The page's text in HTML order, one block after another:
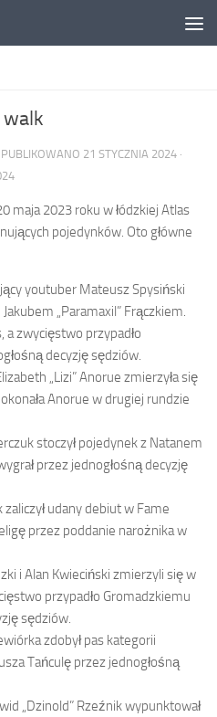
walk
21 STYCZNIA 2024 ·
maja 2023 roku w łódzkiej Atlas
pojedynków. Oto główne
youtuber Mateusz Spysiński
„Paramaxil” Frączkiem.
a zwycięstwo przypadło
decyzję sędziów.
„Lizi” Anorue zmierzyła się
Anorue w drugiej rundzie
stoczył pojedynek z Natanem
przez jednogłośną decyzję
zaliczył udany debiut w Fame
przez poddanie narożnika w
i Alan Kwieciński zmierzyli się w
przypadło Gromadzkiemu
sędziów.
zdobył pas kategorii
Tańculę przez jednogłośną
„Dzinold” Rzeźnik wypunktował